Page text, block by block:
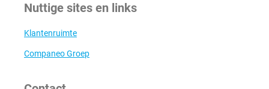
Nuttige sites en links
Klantenruimte
Companeo Groep